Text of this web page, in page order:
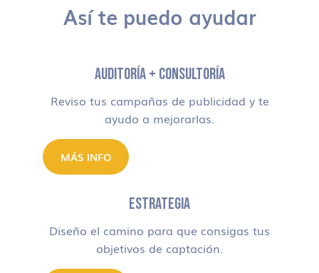
Así te puedo ayudar
AUDITORÍA + CONSULTORÍA
Reviso tus campañas de publicidad y te
ayudo a mejorarlas.
MÁS INFO
ESTRATEGIA
Diseño el camino para que consigas tus
objetivos de captación.